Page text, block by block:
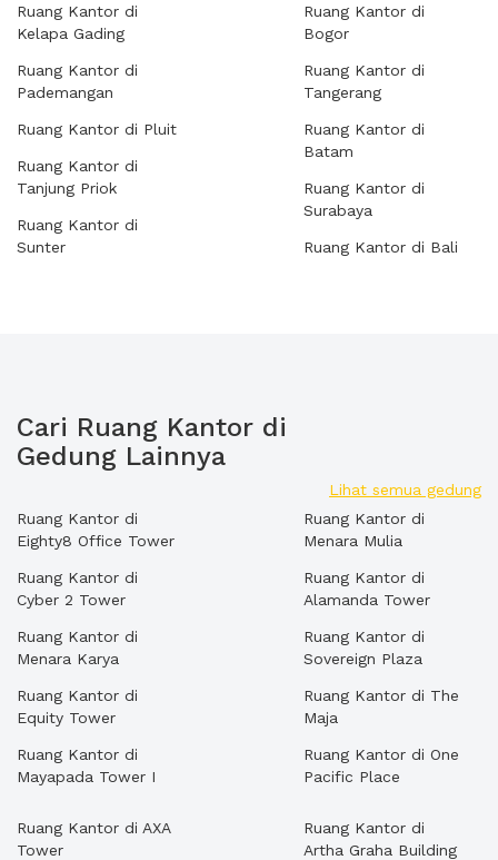
Ruang Kantor di
Kelapa Gading
Ruang Kantor di
Pademangan
Ruang Kantor di Pluit
Ruang Kantor di
Tanjung Priok
Ruang Kantor di
Sunter
Ruang Kantor di
Bogor
Ruang Kantor di
Tangerang
Ruang Kantor di
Batam
Ruang Kantor di
Surabaya
Ruang Kantor di Bali
Cari Ruang Kantor di
Gedung Lainnya
Lihat semua gedung
Ruang Kantor di
Eighty8 Office Tower
Ruang Kantor di
Cyber 2 Tower
Ruang Kantor di
Menara Karya
Ruang Kantor di
Equity Tower
Ruang Kantor di
Mayapada Tower I
Ruang Kantor di
Menara Mulia
Ruang Kantor di
Alamanda Tower
Ruang Kantor di
Sovereign Plaza
Ruang Kantor di The
Maja
Ruang Kantor di One
Pacific Place
Ruang Kantor di AXA
Tower
Ruang Kantor di
Artha Graha Building